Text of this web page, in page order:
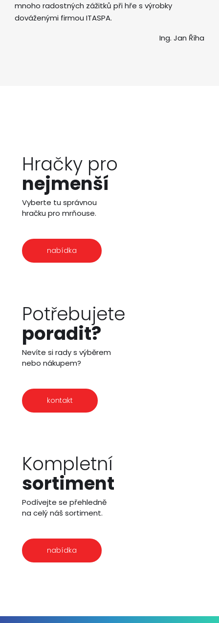
mnoho radostných zážitků při hře s výrobky
dováženými firmou ITASPA.
Ing. Jan Říha
Hračky pro
nejmenší
Vyberte tu správnou
hračku pro mrňouse.
nabídka
Potřebujete
poradit?
Nevíte si rady s výběrem
nebo nákupem?
kontakt
Kompletní
sortiment
Podívejte se přehledně
na celý náš sortiment.
nabídka